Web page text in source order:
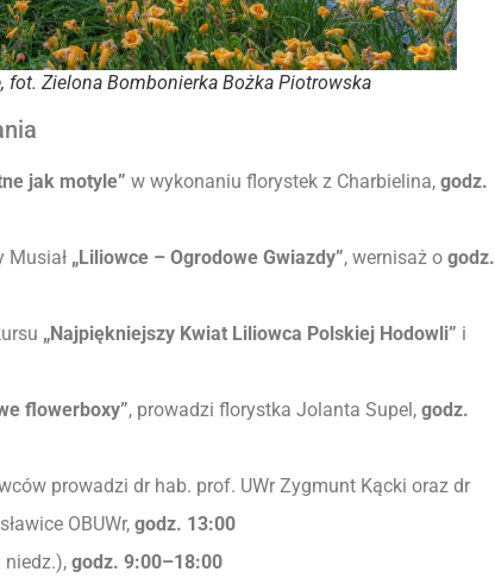
fot. Zielona Bombonierka Bożka Piotrowska
jak motyle” w wykonaniu florystek z Charbielina, godz.
Musiał „Liliowce – Ogrodowe Gwiazdy”, wernisaż o godz.
„Najpiękniejszy Kwiat Liliowca Polskiej Hodowli” i
flowerboxy”, prowadzi florystka Jolanta Supel, godz.
prowadzi dr hab. prof. UWr Zygmunt Kącki oraz dr
OBUWr, godz. 13:00
niedz.), godz. 9:00–18:00